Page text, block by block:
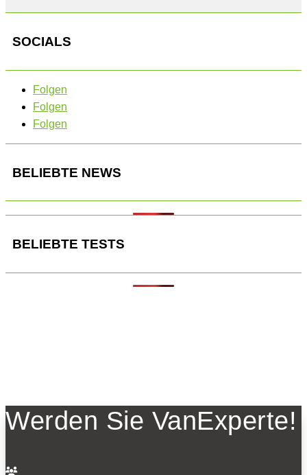
SOCIALS
Folgen
Folgen
Folgen
BELIEBTE NEWS
BELIEBTE TESTS
Werden Sie VanExperte!
